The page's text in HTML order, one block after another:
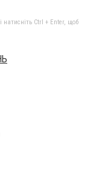
натисніть Ctrl + Enter, щоб